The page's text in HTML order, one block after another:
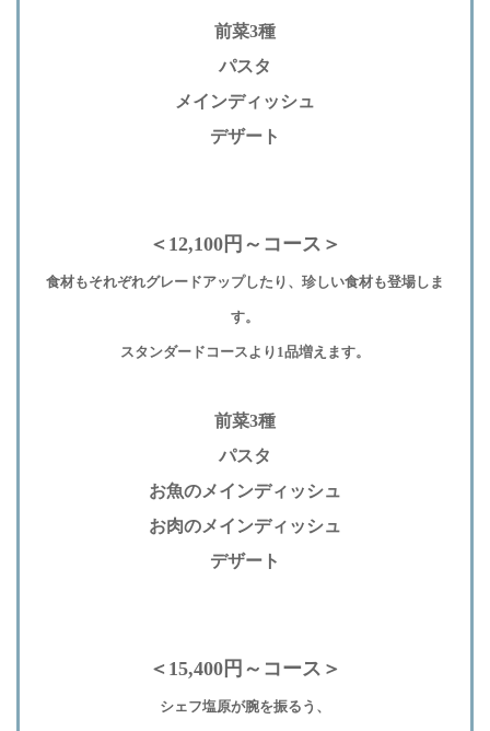
前菜3種
パスタ
メインディッシュ
デザート
＜12,100円～コース＞
食材もそれぞれグレードアップしたり、珍しい食材も登場しま
す。
スタンダードコースより1品増えます。
前菜3種
パスタ
お魚のメインディッシュ
お肉のメインディッシュ
デザート
＜15,400円～コース＞
シェフ塩原が腕を振るう、